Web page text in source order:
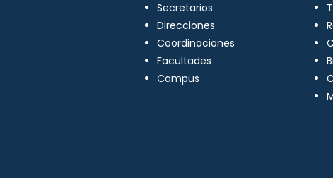
Secretarios
Direcciones
Coordinaciones
Facultades
Campus